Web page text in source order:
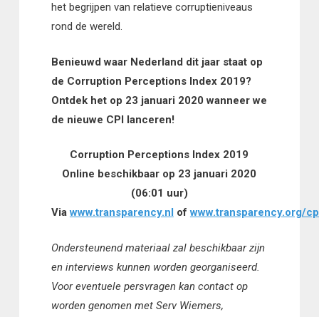
het begrijpen van relatieve corruptieniveaus
rond de wereld.
Benieuwd waar Nederland dit jaar staat op
de Corruption Perceptions Index 2019?
Ontdek het op 23 januari 2020 wanneer we
de nieuwe CPI lanceren!
Corruption Perceptions Index 2019
Online beschikbaar op 23 januari 2020
(06:01 uur)
Viawww.transparency.nl ofwww.transparency.org/
Ondersteunend materiaal zal beschikbaar zijn
en interviews kunnen worden georganiseerd.
Voor eventuele persvragen kan contact op
worden genomen met Serv Wiemers,